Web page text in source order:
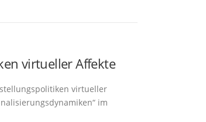
virtueller Affekte
virtueller
im